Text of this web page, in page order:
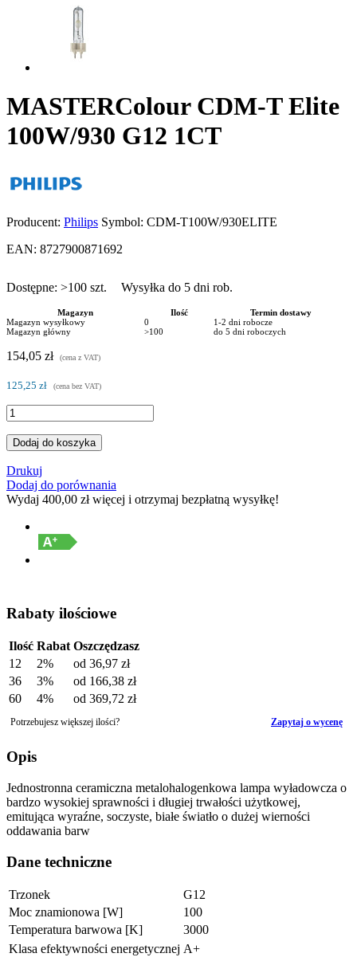
MASTERColour CDM-T Elite
100W/930 G12 1CT
Producent: Philips Symbol: CDM-T100W/930ELITE
EAN: 8727900871692
Dostępne: >100 szt. Wysyłka do 5 dni rob.
Magazyn Ilość
Termin dostawy
Magazyn wysyłkowy
0
1-2 dni robocze
Magazyn główny
>100 do 5 dni roboczych
154,05 zł (cena z VAT)
125,25 zł (cena bez VAT)
Dodaj do koszyka
Drukuj
Dodaj do porównania
Wydaj 400,00 złwięcej i otrzymaj bezpłatną wysyłkę!
Rabaty ilościowe
Ilość Rabat Oszczędzasz
12
2% od 36,97 zł
36
3% od 166,38 zł
60
4% od 369,72 zł
Potrzebujesz większej ilości? Zapytaj o wycenę
Opis
Jednostronna ceramiczna metalohalogenkowa lampa wyładowcza o
bardzo wysokiej sprawności i długiej trwałości użytkowej,
emitująca wyraźne, soczyste, białe światło o dużej wierności
oddawania barw
Dane techniczne
Trzonek
G12
Moc znamionowa [W]
100
Temperatura barwowa [K]
3000
Klasa efektywności energetycznej A+